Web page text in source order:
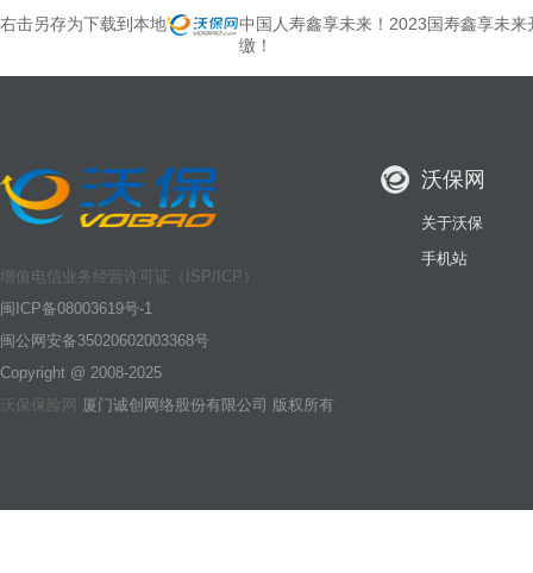
右击另存为下载到本地
中国人寿鑫享未来！2023国寿鑫享未
缴！
增值电信业务经营许可证（ISP/ICP）
闽ICP备08003619号-1
闽公网安备35020602003368号
Copyright @ 2008-2025
沃保保险网 厦门诚创网络股份有限公司 版权所有
沃保网
关于沃保
手机站